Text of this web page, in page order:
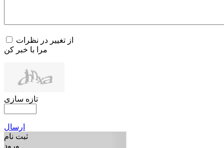
از تغییر در نظرات
مرا با خبر کن
تازه سازی
ارسال
ثبت نام
ورود